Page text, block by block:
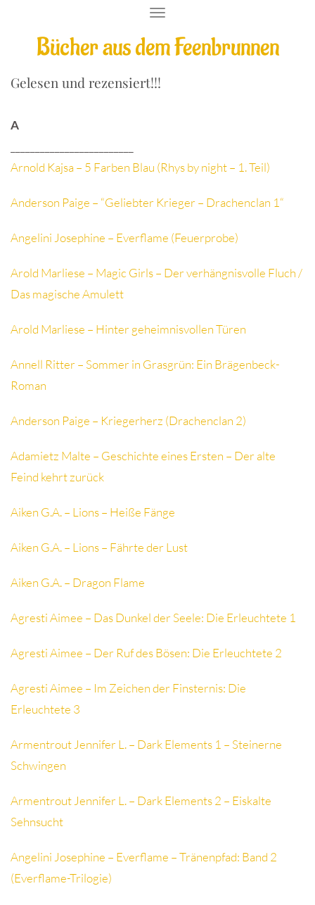
Bücher aus dem Feenbrunnen
T
G
E
N
T
N
Gelesen und rezensiert!!!
A
Arnold Kajsa – 5 Farben Blau (Rhys by night – 1. Teil)
Anderson Paige – “Geliebter Krieger – Drachenclan 1“
Angelini Josephine – Everflame (Feuerprobe)
Arold Marliese – Magic Girls – Der verhängnisvolle Fluch /
Das magische Amulett
Arold Marliese – Hinter geheimnisvollen Türen
Annell Ritter – Sommer in Grasgrün: Ein Brägenbeck-
Roman
Anderson Paige – Kriegerherz (Drachenclan 2)
Adamietz Malte – Geschichte eines Ersten – Der alte
Feind kehrt zurück
Aiken G.A. – Lions – Heiße Fänge
Aiken G.A. – Lions – Fährte der Lust
Aiken G.A. – Dragon Flame
Agresti Aimee – Das Dunkel der Seele: Die Erleuchtete 1
Agresti Aimee – Der Ruf des Bösen: Die Erleuchtete 2
Agresti Aimee – Im Zeichen der Finsternis: Die
Erleuchtete 3
Armentrout Jennifer L. – Dark Elements 1 – Steinerne
Schwingen
Armentrout Jennifer L. – Dark Elements 2 – Eiskalte
Sehnsucht
Angelini Josephine – Everflame – Tränenpfad: Band 2
(Everflame-Trilogie)